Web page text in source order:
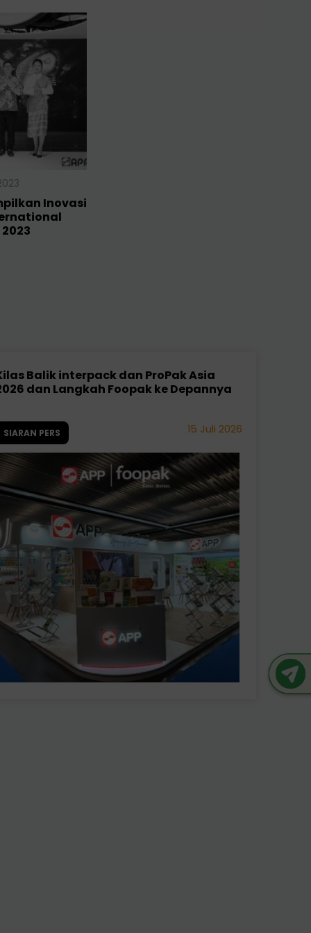
Inovasi
Balik interpack dan ProPak Asia
dan Langkah Foopak ke Depannya
SIARAN PERS 15 Juli 2026